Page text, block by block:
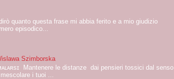
quanto questa frase mi abbia ferito e a mio giudizio
episodico...
Szimborska
Mantenere le distanze dai pensieri tossici dal senso
i tuoi ...